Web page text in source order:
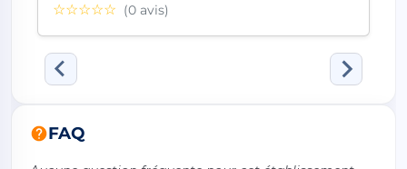
☆☆☆☆☆ (0 avis)
FAQ